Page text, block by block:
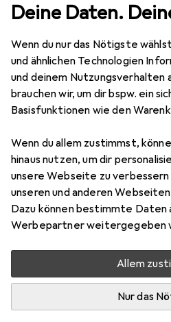
Deine Daten.
Wenn du nur das Nötigste
und ähnlichen Technologien
und deinem
brauchen wir, um dir bspw. ein
Basisfunktionen wie den
Wenn du allem zustimmst,
hinaus nutzen, um dir
unsere Webseite zu
unseren und anderen
Dazu können bestimmte Daten
Werbepartner weitergegeben
Allem
Nur das
Silicon Power GP28 Power Bank
EUR
33,90 EUR
0,92/
Silicon Power
Zubehör für
Power Bank
Hier findest du passendes